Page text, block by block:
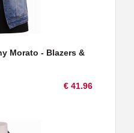
Morato - Blazers &
€ 41.96